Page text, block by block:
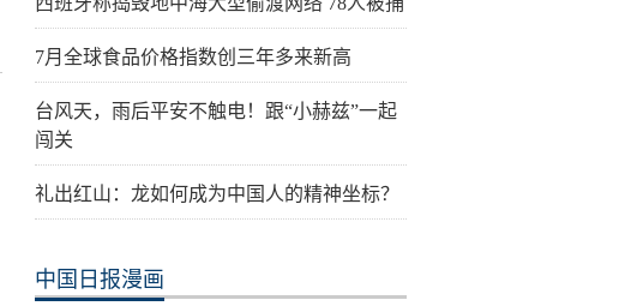
7月全球食品价格指数创三年多来新高
台风天，雨后平安不触电！跟“小赫兹”一起
闯关
礼出红山：龙如何成为中国人的精神坐标？
中国日报漫画